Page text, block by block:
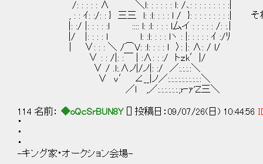
/: : : : : ∧ ＼l: : : : : : l: /､: : : : : : : : :|
, : : ｲ: :/: : } 三三 l: :l: : : : l / }: : : : : : : : :| それよ
|: :/ |: : : : :l :::: l: :l: : : : l厶イ : : : : : /: :.|
|/ |: : : : l l: :l: : : : lヽ : |: : : : : ｲ :/ﾘ
| ∨: : : ＼ /⌒V: :l: : : : ｌ 〉: |: ∧: / l/
∨ : : /|: :￣ | :∧: : :/ トｚk′|/
∨ / .l:.∧ノ|/ノ|: :/ ／:.:.:.:＼
∨ v′ ∠__|ノ／:.:.:.:.:.:.:.:.:.:＼
／ｌ ,／:.:.:.:.:.:.;r‐ｧ'Ｚ三＼
114 名前： ◆oQcSrBUN8Y [] 投稿日：09/07/26(日) 10:44:56
・
・
・
-キング家・オークション会場-